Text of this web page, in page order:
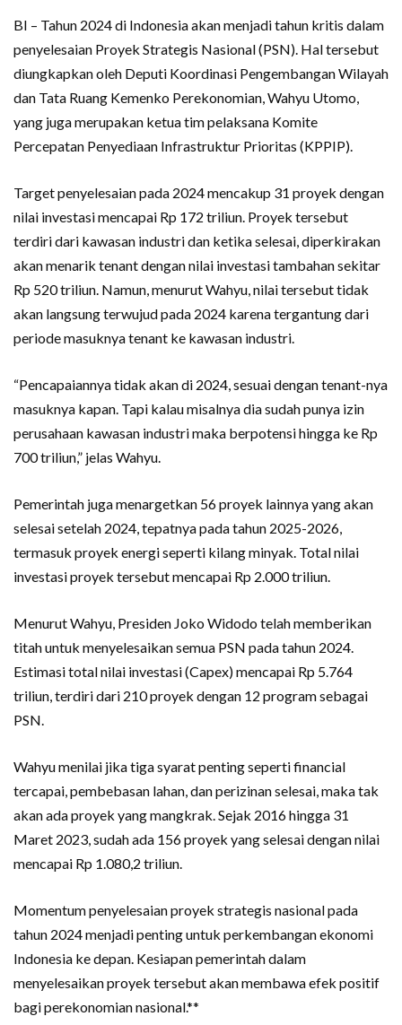
BI – Tahun 2024 di Indonesia akan menjadi tahun kritis dalam
penyelesaian Proyek Strategis Nasional (PSN). Hal tersebut
diungkapkan oleh Deputi Koordinasi Pengembangan Wilayah
dan Tata Ruang Kemenko Perekonomian, Wahyu Utomo,
yang juga merupakan ketua tim pelaksana Komite
Percepatan Penyediaan Infrastruktur Prioritas (KPPIP).
Target penyelesaian pada 2024 mencakup 31 proyek dengan
nilai investasi mencapai Rp 172 triliun. Proyek tersebut
terdiri dari kawasan industri dan ketika selesai, diperkirakan
akan menarik tenant dengan nilai investasi tambahan sekitar
Rp 520 triliun. Namun, menurut Wahyu, nilai tersebut tidak
akan langsung terwujud pada 2024 karena tergantung dari
periode masuknya tenant ke kawasan industri.
“Pencapaiannya tidak akan di 2024, sesuai dengan tenant-nya
masuknya kapan. Tapi kalau misalnya dia sudah punya izin
perusahaan kawasan industri maka berpotensi hingga ke Rp
700 triliun,” jelas Wahyu.
Pemerintah juga menargetkan 56 proyek lainnya yang akan
selesai setelah 2024, tepatnya pada tahun 2025-2026,
termasuk proyek energi seperti kilang minyak. Total nilai
investasi proyek tersebut mencapai Rp 2.000 triliun.
Menurut Wahyu, Presiden Joko Widodo telah memberikan
titah untuk menyelesaikan semua PSN pada tahun 2024.
Estimasi total nilai investasi (Capex) mencapai Rp 5.764
triliun, terdiri dari 210 proyek dengan 12 program sebagai
PSN.
Wahyu menilai jika tiga syarat penting seperti financial
tercapai, pembebasan lahan, dan perizinan selesai, maka tak
akan ada proyek yang mangkrak. Sejak 2016 hingga 31
Maret 2023, sudah ada 156 proyek yang selesai dengan nilai
mencapai Rp 1.080,2 triliun.
Momentum penyelesaian proyek strategis nasional pada
tahun 2024 menjadi penting untuk perkembangan ekonomi
Indonesia ke depan. Kesiapan pemerintah dalam
menyelesaikan proyek tersebut akan membawa efek positif
bagi perekonomian nasional.**